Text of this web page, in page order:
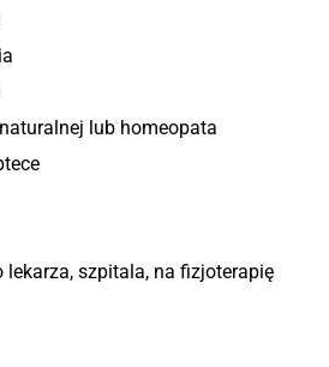
lub homeopata
lekarza, szpitala, na fizjoterapię